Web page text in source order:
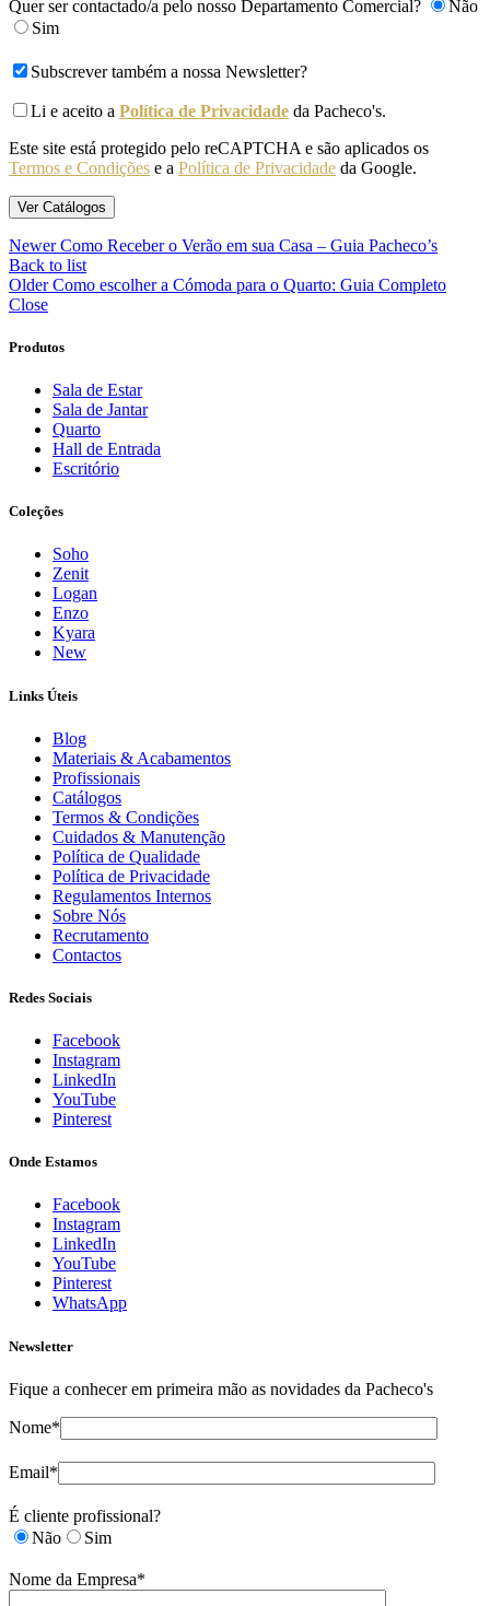
Quer ser contactado/a pelo nosso Departamento Comercial?
Não
Sim
Subscrever também a nossa Newsletter?
Li e aceito a Política de Privacidade da Pacheco's.
Este site está protegido pelo reCAPTCHA e são aplicados os
Termos e Condições e a Política de Privacidade da Google.
Newer Como Receber o Verão em sua Casa – Guia Pacheco’s
Back to list
Older Como escolher a Cómoda para o Quarto: Guia Completo
Close
Produtos
Sala de Estar
Sala de Jantar
Quarto
Hall de Entrada
Escritório
Coleções
Soho
Zenit
Logan
Enzo
Kyara
New
Links Úteis
Blog
Materiais & Acabamentos
Profissionais
Catálogos
Termos & Condições
Cuidados & Manutenção
Política de Qualidade
Política de Privacidade
Regulamentos Internos
Sobre Nós
Recrutamento
Contactos
Redes Sociais
Facebook
Instagram
LinkedIn
YouTube
Pinterest
Onde Estamos
Facebook
Instagram
LinkedIn
YouTube
Pinterest
WhatsApp
Newsletter
Fique a conhecer em primeira mão as novidades da Pacheco's
Nome*
Email*
É cliente profissional?
Não
Sim
Nome da Empresa*